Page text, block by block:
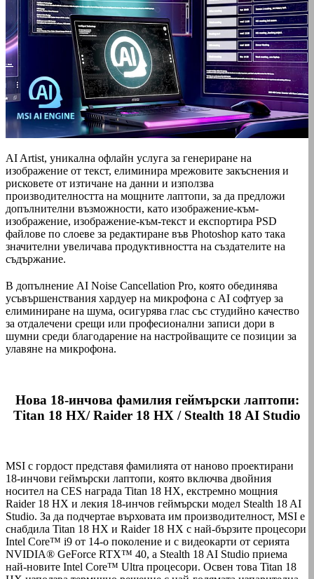
AI Artist, уникална офлайн услуга за генериране на
изображение от текст, елиминира мрежовите закъснения и
рисковете от изтичане на данни и използва
производителността на мощните лаптопи, за да предложи
допълнителни възможности, като изображение-към-
изображение, изображение-към-текст и експортира PSD
файлове по слоеве за редактиране във Photoshop като така
значителни увеличава продуктивността на създателите на
съдържание.
В допълнение AI Noise Cancellation Pro, която обединява
усъвършенствания хардуер на микрофона с AI софтуер за
елиминиране на шума, осигурява глас със студийно качество
за отдалечени срещи или професионални записи дори в
шумни среди благодарение на настройващите се позиции за
улавяне на микрофона.
Нова 18-инчова фамилия геймърски лаптопи:
Titan 18 HX/ Raider 18 HX / Stealth 18 AI Studio
MSI с гордост представя фамилията от наново проектирани
18-инчови геймърски лаптопи, която включва двойния
носител на CES награда Titan 18 HX, екстремно мощния
Raider 18 HX и лекия 18-инчов геймърски модел Stealth 18 AI
Studio. За да подчертае върховата им производителност, MSI е
снабдила Titan 18 HX и Raider 18 HX с най-бързите процесори
Intel Core™ i9 от 14-о поколение и с видеокарти от серията
NVIDIA® GeForce RTX™ 40, а Stealth 18 AI Studio приема
най-новите Intel Core™ Ultra процесори. Освен това Titan 18